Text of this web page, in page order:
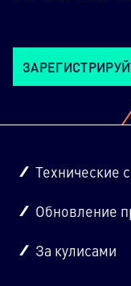
Технические
Обновление
За кулисами